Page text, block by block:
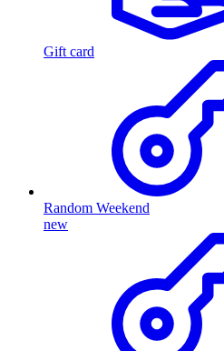
Gift card
Random Weekend
new